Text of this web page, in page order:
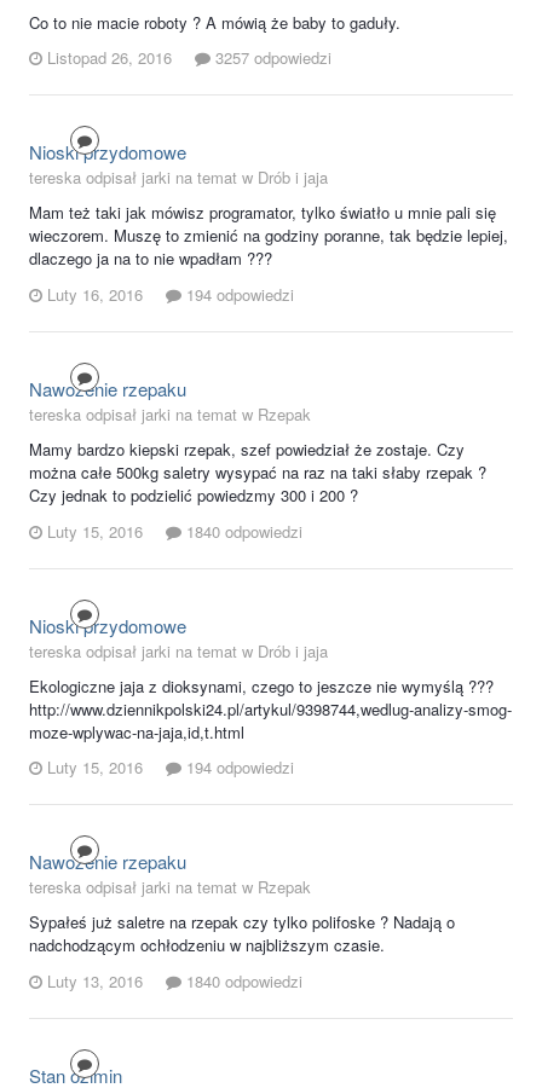
Co to nie macie roboty ? A mówią że baby to gaduły.
Listopad 26, 2016
3257 odpowiedzi
Nioski przydomowe
tereska odpisał jarki na temat w Drób i jaja
Mam też taki jak mówisz programator, tylko światło u mnie pali się
wieczorem. Muszę to zmienić na godziny poranne, tak będzie lepiej,
dlaczego ja na to nie wpadłam ???
Luty 16, 2016
194 odpowiedzi
Nawożenie rzepaku
tereska odpisał jarki na temat w Rzepak
Mamy bardzo kiepski rzepak, szef powiedział że zostaje. Czy
można całe 500kg saletry wysypać na raz na taki słaby rzepak ?
Czy jednak to podzielić powiedzmy 300 i 200 ?
Luty 15, 2016
1840 odpowiedzi
Nioski przydomowe
tereska odpisał jarki na temat w Drób i jaja
Ekologiczne jaja z dioksynami, czego to jeszcze nie wymyślą ???
http://www.dziennikpolski24.pl/artykul/9398744,wedlug-analizy-smog-
moze-wplywac-na-jaja,id,t.html
Luty 15, 2016
194 odpowiedzi
Nawożenie rzepaku
tereska odpisał jarki na temat w Rzepak
Sypałeś już saletre na rzepak czy tylko polifoske ? Nadają o
nadchodzącym ochłodzeniu w najbliższym czasie.
Luty 13, 2016
1840 odpowiedzi
Stan ozimin